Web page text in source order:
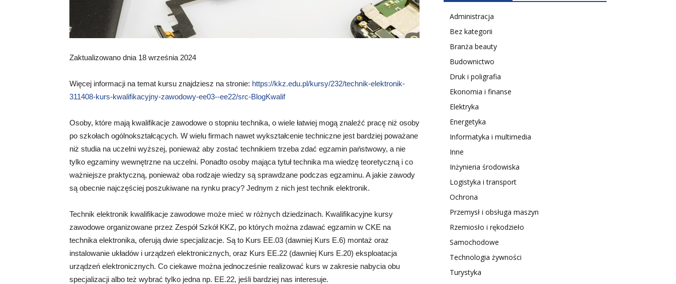
Zaktualizowano dnia 18 września 2024
Więcej informacji na temat kursu znajdziesz na stronie: https://kkz.edu.pl/kursy/232/technik-elektronik-
311408-kurs-kwalifikacyjny-zawodowy-ee03--ee22/src-BlogKwalif
Osoby, które mają kwalifikacje zawodowe o stopniu technika, o wiele łatwiej mogą znaleźć pracę niż osoby
po szkołach ogólnokształcących. W wielu firmach nawet wykształcenie techniczne jest bardziej poważane
niż studia na uczelni wyższej, ponieważ aby zostać technikiem trzeba zdać egzamin państwowy, a nie
tylko egzaminy wewnętrzne na uczelni. Ponadto osoby mająca tytuł technika ma wiedzę teoretyczną i co
ważniejsze praktyczną, ponieważ oba rodzaje wiedzy są sprawdzane podczas egzaminu. A jakie zawody
są obecnie najczęściej poszukiwane na rynku pracy? Jednym z nich jest technik elektronik.
Technik elektronik kwalifikacje zawodowe może mieć w różnych dziedzinach. Kwalifikacyjne kursy
zawodowe organizowane przez Zespół Szkół KKZ, po których można zdawać egzamin w CKE na
technika elektronika, oferują dwie specjalizacje. Są to Kurs EE.03 (dawniej Kurs E.6) montaż oraz
instalowanie układów i urządzeń elektronicznych, oraz Kurs EE.22 (dawniej Kurs E.20) eksploatacja
urządzeń elektronicznych. Co ciekawe można jednocześnie realizować kurs w zakresie nabycia obu
specjalizacji albo też wybrać tylko jedna np. EE.22, jeśli bardziej nas interesuje.
Administracja
Bez kategorii
Branża beauty
Budownictwo
Druk i poligrafia
Ekonomia i finanse
Elektryka
Energetyka
Informatyka i multimedia
Inne
Inżynieria środowiska
Logistyka i transport
Ochrona
Przemysł i obsługa maszyn
Rzemiosło i rękodzieło
Samochodowe
Technologia żywności
Turystyka